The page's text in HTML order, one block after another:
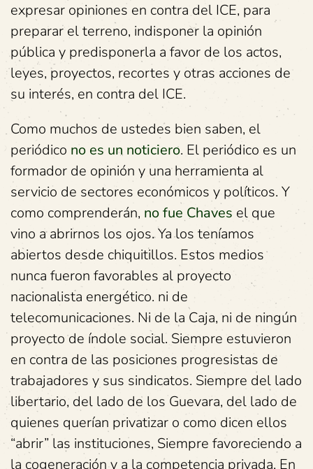
expresar opiniones en contra del ICE, para
preparar el terreno, indisponer la opinión
pública y predisponerla a favor de los actos,
leyes, proyectos, recortes y otras acciones de
su interés, en contra del ICE.
Como muchos de ustedes bien saben, el
periódico no es un noticiero. El periódico es un
formador de opinión y una herramienta al
servicio de sectores económicos y políticos. Y
como comprenderán, no fue Chaves el que
vino a abrirnos los ojos. Ya los teníamos
abiertos desde chiquitillos. Estos medios
nunca fueron favorables al proyecto
nacionalista energético. ni de
telecomunicaciones. Ni de la Caja, ni de ningún
proyecto de índole social. Siempre estuvieron
en contra de las posiciones progresistas de
trabajadores y sus sindicatos. Siempre del lado
libertario, del lado de los Guevara, del lado de
quienes querían privatizar o como dicen ellos
“abrir” las instituciones, Siempre favoreciendo a
la cogeneración y a la competencia privada. En